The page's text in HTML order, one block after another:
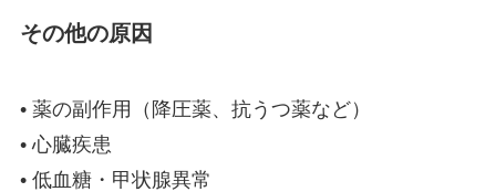
その他の原因
• 薬の副作用（降圧薬、抗うつ薬など）
• 心臓疾患
• 低血糖・甲状腺異常